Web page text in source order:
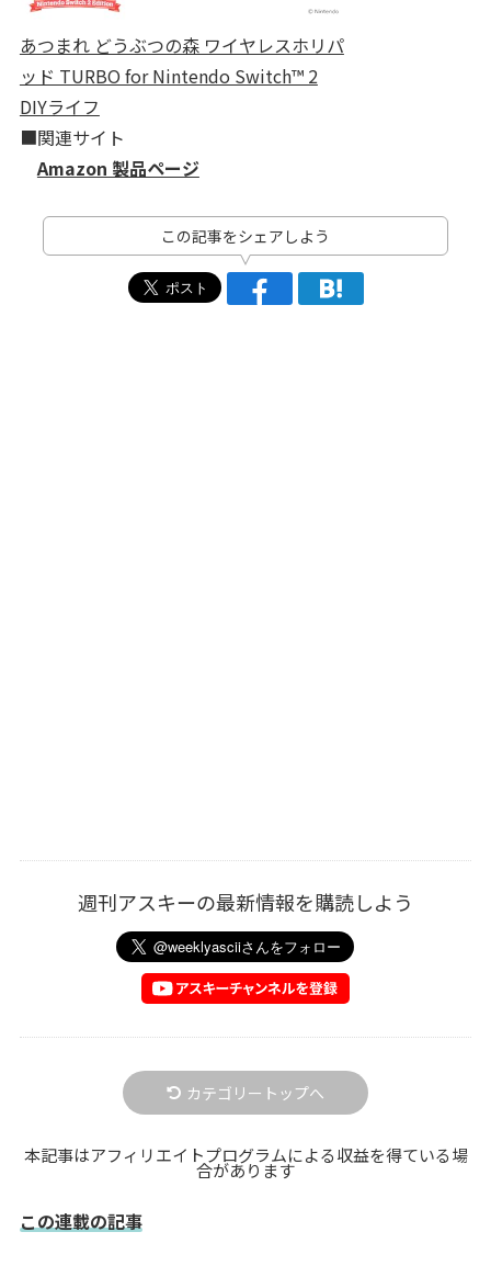
あつまれ どうぶつの森 ワイヤレスホリパ
ッド TURBO for Nintendo Switch™ 2
DIYライフ
■関連サイト
Amazon 製品ページ
この記事をシェアしよう
週刊アスキーの最新情報を購読しよう
カテゴリートップへ
本記事はアフィリエイトプログラムによる収益を得ている場
合があります
この連載の記事